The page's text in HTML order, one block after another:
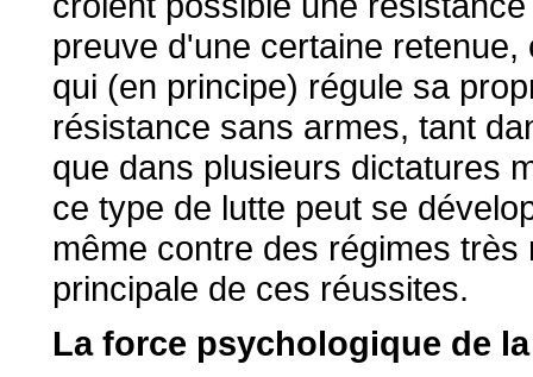
preuve d'une certaine
qui (en principe) régule sa
résistance sans armes, tant
que dans plusieurs dictatures
ce type de lutte peut se
même contre des régimes
principale de ces réussites.
La force psychologique de